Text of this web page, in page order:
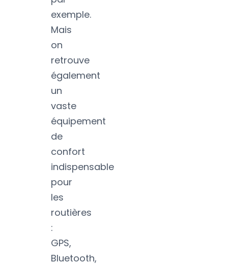
exemple.
Mais
on
retrouve
également
un
vaste
équipement
de
confort
indispensable
pour
les
routières
:
GPS,
Bluetooth,